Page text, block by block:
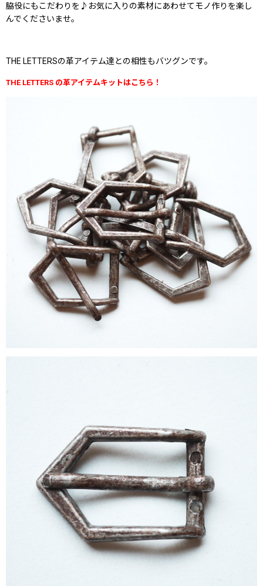
脇役にもこだわりを♪お気に入りの素材にあわせてモノ作りを楽し
んでくださいませ。
THE LETTERSの革アイテム達との相性もバツグンです。
THE LETTERS の革アイテムキットはこちら！